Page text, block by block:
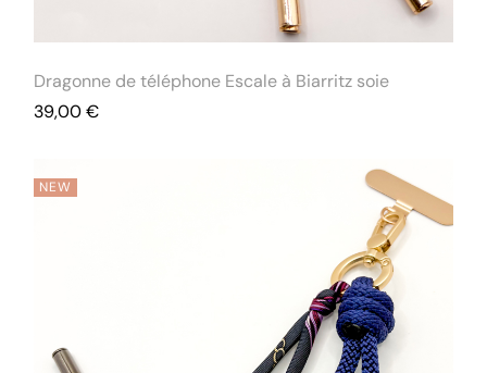
Dragonne de téléphone Escale à Biarritz soie
39,00€
NEW